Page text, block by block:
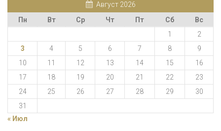
Август 2026
Пн
Вт Ср Чт Пт Сб
Вс
1
2
3
4 5 6 7 8
9
10
11 12 13 14 15
16
17
18 19 20 21 22
23
24
25 26 27 28 29
30
31
« Июл